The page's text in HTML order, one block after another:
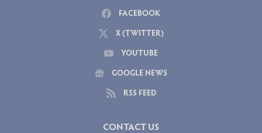
FACEBOOK
X (TWITTER)
YOUTUBE
GOOGLE NEWS
RSS FEED
CONTACT US